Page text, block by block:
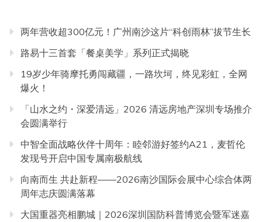
两年营收超300亿元！广州南沙这片“科创雨林”拔节生长
路易十三首套「餐桌美学」系列正式揭晓
19岁少年骑摩托勇闯藏疆，一路坎坷，终见彩虹，全网
爆火！
「山水之约・深爱清远」2026 清远房地产深圳专场推介
会圆满举行
中智全面战略伙伴十周年：睦邻游好签约A21，麦哲伦
发现号开启中国专属南极航线
向南而生 共赴新程——2026南沙国际会展中心综合体两
周年志庆圆满落幕
大国重器亮相鹏城｜2026深圳国防科普博览会暨军迷嘉